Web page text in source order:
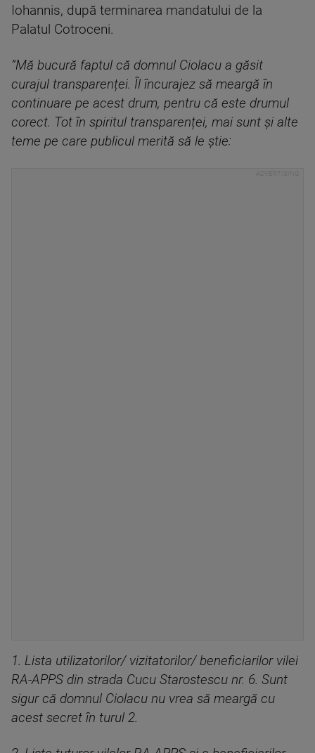
Iohannis, după terminarea mandatului de la
Palatul Cotroceni.
”Mă bucură faptul că domnul Ciolacu a găsit
curajul transparenței. Îl încurajez să meargă în
continuare pe acest drum, pentru că este drumul
corect. Tot în spiritul transparenței, mai sunt și alte
teme pe care publicul merită să le știe:
1. Lista utilizatorilor/ vizitatorilor/ beneficiarilor vilei
RA-APPS din strada Cucu Starostescu nr. 6. Sunt
sigur că domnul Ciolacu nu vrea să meargă cu
acest secret în turul 2.